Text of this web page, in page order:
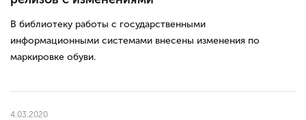
В библиотеку работы с государственными
информационными системами внесены изменения по
маркировке обуви.
4.03.2020